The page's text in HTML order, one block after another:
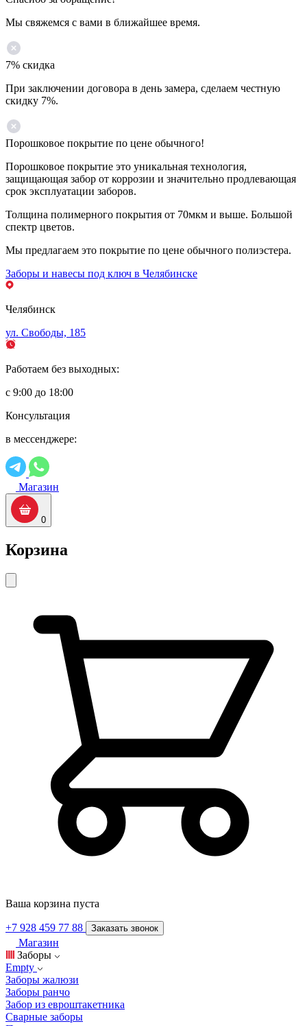
Мы свяжемся с вами в ближайшее время.
7% скидка
При заключении договора в день замера, сделаем честную
скидку 7%.
Порошковое покрытие по цене обычного!
Порошковое покрытие это уникальная технология,
защищающая забор от коррозии и значительно продлевающая
срок эксплуатации заборов.
Толщина полимерного покрытия от 70мкм и выше. Большой
спектр цветов.
Мы предлагаем это покрытие по цене обычного полиэстера.
Заборы и навесы под ключ в Челябинске
Челябинск
ул. Свободы, 185
Работаем без выходных:
с 9:00 до 18:00
Консультация
в мессенджере:
Магазин
0
Корзина
Ваша корзина пуста
+7 928 459 77 88 Заказать звонок
Магазин
Заборы
Empty
Заборы жалюзи
Заборы ранчо
Забор из евроштакетника
Сварные заборы